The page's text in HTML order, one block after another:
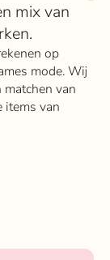
mix van
op
mode. Wij
van
items van